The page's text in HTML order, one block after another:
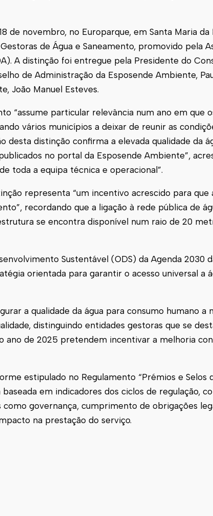
de novembro, no Europarque, em Santa Maria
de Água e Saneamento, promovido pela
A distinção foi entregue pela Presidente do
de Administração da Esposende Ambiente,
João Manuel Esteves.
“assume particular relevância num ano em que
vários municípios a deixar de reunir as
desta distinção confirma a elevada qualidade da
no portal da Esposende Ambiente”,
toda a equipa técnica e operacional”.
representa “um incentivo acrescido para que
recordando que a ligação à rede pública de
se encontra disponível num raio de 20
Sustentável (ODS) da Agenda 2030
orientada para garantir o acesso universal a
a qualidade da água para consumo humano a
distinguindo entidades gestoras que se
ano de 2025 pretendem incentivar a melhoria
estipulado no Regulamento “Prémios e Selos
baseada em indicadores dos ciclos de regulação,
governança, cumprimento de obrigações
na prestação do serviço.